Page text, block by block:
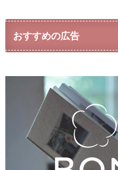
おすすめの広告